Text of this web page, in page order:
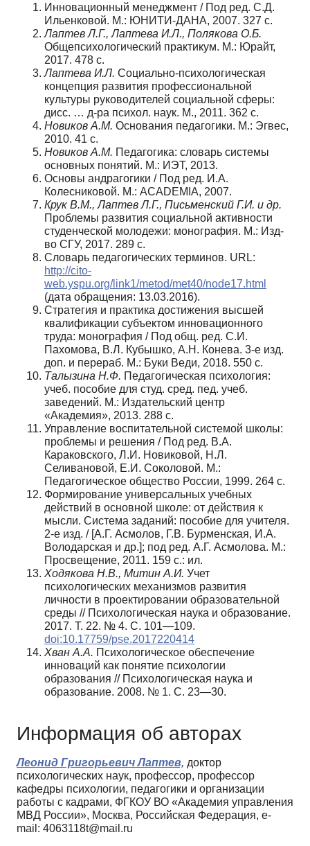
Инновационный менеджмент / Под ред. С.Д.
Ильенковой. М.: ЮНИТИ-ДАНА, 2007. 327 с.
Лаптев Л.Г., Лаптева И.Л., Полякова О.Б.
Общепсихологический практикум. М.: Юрайт,
2017. 478 с.
Лаптева И.Л. Социально-психологическая
концепция развития профессиональной
культуры руководителей социальной сферы:
дисс. … д-ра психол. наук. М., 2011. 362 с.
Новиков А.М. Основания педагогики. М.: Эгвес,
2010. 41 с.
Новиков А.М. Педагогика: словарь системы
основных понятий. М.: ИЭТ, 2013.
Основы андрагогики / Под ред. И.А.
Колесниковой. М.: ACADEMIA, 2007.
Крук В.М., Лаптев Л.Г., Письменский Г.И. и др.
Проблемы развития социальной активности
студенческой молодежи: монография. М.: Изд-
во СГУ, 2017. 289 с.
Словарь педагогических терминов. URL:
http://cito-
web.yspu.org/link1/metod/met40/node17.html
(дата обращения: 13.03.2016).
Стратегия и практика достижения высшей
квалификации субъектом инновационного
труда: монография / Под общ. ред. С.И.
Пахомова, В.Л. Кубышко, А.Н. Конева. 3-е изд.
доп. и перераб. М.: Буки Веди, 2018. 550 с.
Талызина Н.Ф. Педагогическая психология:
учеб. пособие для студ. сред. пед. учеб.
заведений. М.: Издательский центр
«Академия», 2013. 288 с.
Управление воспитательной системой школы:
проблемы и решения / Под ред. В.А.
Караковского, Л.И. Новиковой, Н.Л.
Селивановой, Е.И. Соколовой. М.:
Педагогическое общество России, 1999. 264 с.
Формирование универсальных учебных
действий в основной школе: от действия к
мысли. Система заданий: пособие для учителя.
2-е изд. / [А.Г. Асмолов, Г.В. Бурменская, И.А.
Володарская и др.]; под ред. А.Г. Асмолова. М.:
Просвещение, 2011. 159 с.: ил.
Ходякова Н.В., Митин А.И. Учет
психологических механизмов развития
личности в проектировании образовательной
среды // Психологическая наука и образование.
2017. Т. 22. № 4. С. 101—109.
doi:10.17759/pse.2017220414
Хван А.А. Психологическое обеспечение
инноваций как понятие психологии
образования // Психологическая наука и
образование. 2008. № 1. С. 23—30.
Информация об авторах
Леонид Григорьевич Лаптев, доктор
психологических наук, профессор, профессор
кафедры психологии, педагогики и организации
работы с кадрами, ФГКОУ ВО «Академия управления
МВД России», Москва, Российская Федерация, e-
mail: 4063118t@mail.ru